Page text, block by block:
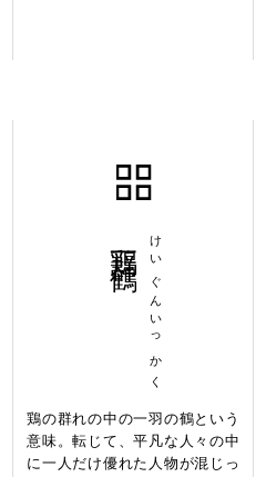
けいぐんいっかく
鶏の群れの中の一羽の鶴という
意味。転じて、平凡な人々の中
に一人だけ優れた人物が混じっ